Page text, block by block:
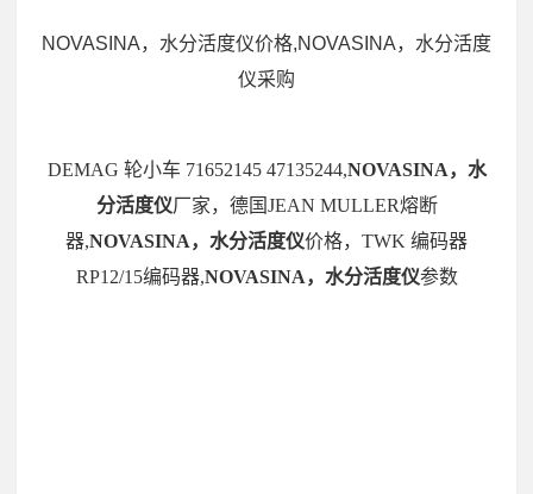
NOVASINA，水分活度仪价格,NOVASINA，水分活度
仪采购
DEMAG 轮小车 71652145 47135244,NOVASINA，水
分活度仪厂家，德国JEAN MULLER熔断
器,NOVASINA，水分活度仪价格，TWK 编码器
RP12/15编码器,NOVASINA，水分活度仪参数